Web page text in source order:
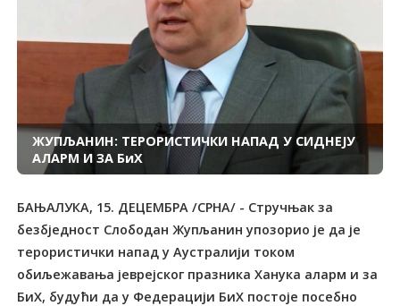
ЖУПЉАНИН: ТЕРОРИСТИЧКИ НАПАД У СИДНЕЈУ
АЛАРМ И ЗА БиХ
БАЊАЛУКА, 15. ДЕЦЕМБРА /СРНА/ - Стручњак за
безбједност Слободан Жупљанин упозорио је да је
терористички напад у Аустралији током
обиљежавања јеврејског празника Ханука аларм и за
БиХ, будући да у Федерацији БиХ постоје посебно